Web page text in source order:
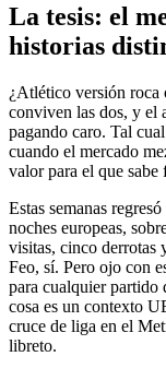
La tesis: el
historias
¿Atlético versión roca
conviven las dos, y el
pagando caro. Tal
cuando el mercado
valor para el que
Estas semanas
noches europeas,
visitas, cinco derrotas
Feo, sí. Pero ojo con
para cualquier partido
cosa es un contexto
cruce de liga en el
libreto.